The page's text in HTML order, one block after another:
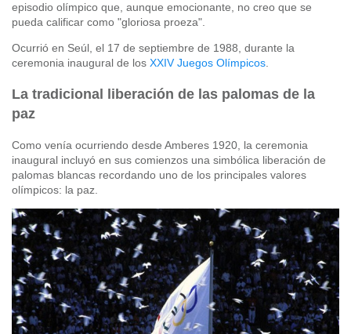
episodio olímpico que, aunque emocionante, no creo que se
pueda calificar como "gloriosa proeza".
Ocurrió en Seúl, el 17 de septiembre de 1988, durante la
ceremonia inaugural de los XXIV Juegos Olímpicos
La tradicional liberación de las palomas de la
paz
Como venía ocurriendo desde Amberes 1920, la ceremonia
inaugural incluyó en sus comienzos una simbólica liberación de
palomas blancas recordando uno de los principales valores
olímpicos: la paz.